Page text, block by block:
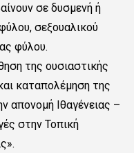
σε δυσμενή ή
σεξουαλικού
φύλου.
της ουσιαστικής
καταπολέμηση της
απονομή Ιθαγένειας –
στην Τοπική